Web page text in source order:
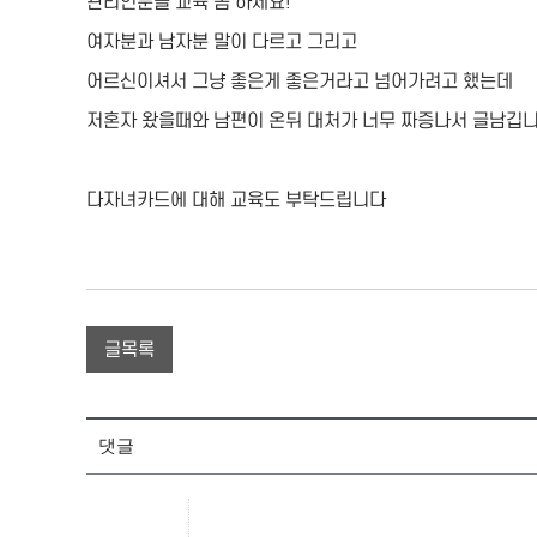
여자분과 남자분 말이 다르고 그리고
어르신이셔서 그냥 좋은게 좋은거라고 넘어가려고 했는데
저혼자 왔을때와 남편이 온뒤 대처가 너무 짜증나서 글남깁
다자녀카드에 대해 교육도 부탁드립니다
글목록
댓글